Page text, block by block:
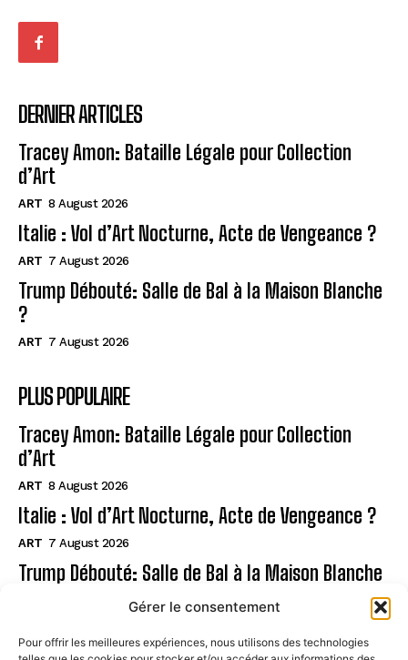
Gérer le consentement
Pour offrir les meilleures expériences, nous utilisons des technologies
DERNIER ARTICLES
Tracey Amon: Bataille Légale pour Collection
d’Art
ART 8 August 2026
Italie : Vol d’Art Nocturne, Acte de Vengeance ?
ART 7 August 2026
Trump Débouté: Salle de Bal à la Maison Blanche
?
ART 7 August 2026
PLUS POPULAIRE
Tracey Amon: Bataille Légale pour Collection
d’Art
ART 8 August 2026
Italie : Vol d’Art Nocturne, Acte de Vengeance ?
ART 7 August 2026
Trump Débouté: Salle de Bal à la Maison Blanche